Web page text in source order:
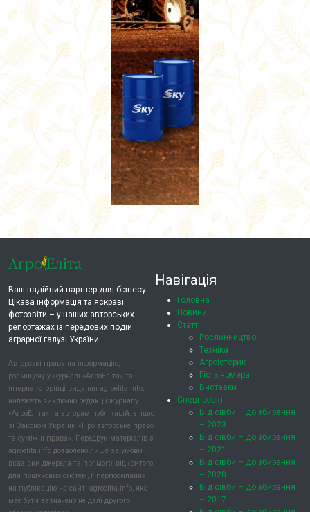
Ваш надійний партнер для бізнесу.
Цікава інформація та яскраві
фотозвіти – у наших авторських
репортажах із передових подій
аграрної галузі України.
Авторські права на інформацію,
розміщену у журналі «АгроЕліта» та
інтернет-сторінці видання agroelita.info,
належать виключно редакції журналу
«АгроЕліта» та авторам публікацій, згідно
зі Законом України «Про авторське право
та суміжні права». Передрук матеріалів з
agroelita.info дозволено лише за умови
вказівки джерела та прямого, відкритого
для пошукових систем, гіперпосилання
на публікацію на сайті agroelita.info, яке
має бути зазначено не далі другого
Навігація
Головна
Новини
Статті
Рослинництво
Техніка
Агроісторик
Гість номера
Виставки
Спецпроєкт
Від сівби – до збирання
– 2023
Від сівби – до збирання
– 2021
Від сівби – до збирання
– 2020
Від сівби – до збирання
– 2017